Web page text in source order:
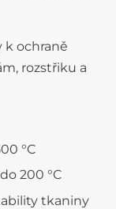
k ochraně
rozstřiku a
°C
200 °C
tkaniny